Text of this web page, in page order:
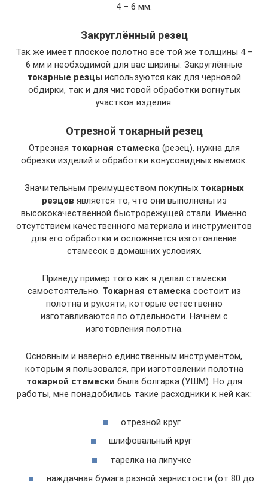
4 – 6 мм.
Закруглённый резец
Так же имеет плоское полотно всё той же толщины 4 –
6 мм и необходимой для вас ширины. Закруглённые
токарные резцы используются как для черновой
обдирки, так и для чистовой обработки вогнутых
участков изделия.
Отрезной токарный резец
Отрезная токарная стамеска(резец), нужна для
обрезки изделий и обработки конусовидных выемок.
Значительным преимуществом покупных токарных
резцов является то, что они выполнены из
высококачественной быстрорежущей стали. Именно
отсутствием качественного материала и инструментов
для его обработки и осложняется изготовление
стамесок в домашних условиях.
Приведу пример того как я делал стамески
самостоятельно. Токарная стамескасостоит из
полотна и рукояти, которые естественно
изготавливаются по отдельности. Начнём с
изготовления полотна.
Основным и наверно единственным инструментом,
которым я пользовался, при изготовлении полотна
токарной стамески была болгарка (УШМ). Но для
работы, мне понадобились такие расходники к ней как:
отрезной круг
шлифовальный круг
тарелка на липучке
наждачная бумага разной зернистости (от 80 до